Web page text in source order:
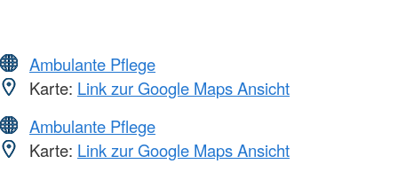
Ambulante Pflege
Karte: Link zur Google Maps Ansicht
Ambulante Pflege
Karte: Link zur Google Maps Ansicht